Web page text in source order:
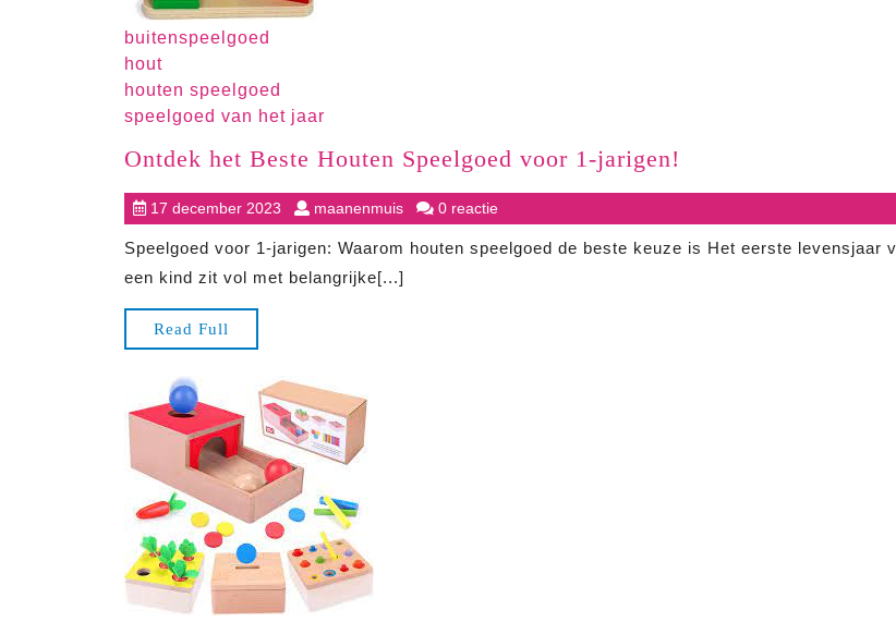
buitenspeelgoed
hout
houten speelgoed
speelgoed van het jaar
Ontdek het Beste Houten Speelgoed voor 1-jarigen!
het
Houten
17 december 2023 17
december
2023
maanenmuismaanenmuis
0 reactie
Speelgoed voor 1-jarigen: Waarom houten speelgoed de beste keuze is Het eerste levensjaar
een kind zit vol met belangrijke[...]
Read Full
Full